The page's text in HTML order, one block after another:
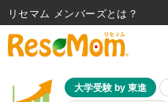
大学受験 by 東進
リセマム メンバーズ